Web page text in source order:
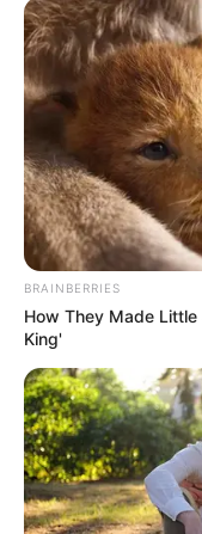
Anti
Membawa
Versi Warga
Langka Banget!
Katak yang
Gemes
BRAINBERRIES
How They Made Little
King'